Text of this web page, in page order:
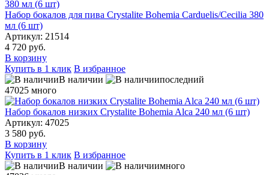
Набор бокалов для пива Crystalite Bohemia Carduelis/Cecilia 380
мл (6 шт)
Артикул: 21514
4 720 руб.
В корзину
Купить в 1 клик В избранное
В наличии
последний
47025 много
Набор бокалов низких Crystalite Bohemia Alca 240 мл (6 шт)
Артикул: 47025
3 580 руб.
В корзину
Купить в 1 клик В избранное
В наличии
много